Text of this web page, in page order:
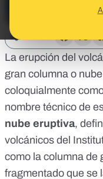
La erupción del
gran columna o
coloquialmente
nombre técnico de
nube eruptiva,
volcánicos del
como la columna de
fragmentado que se